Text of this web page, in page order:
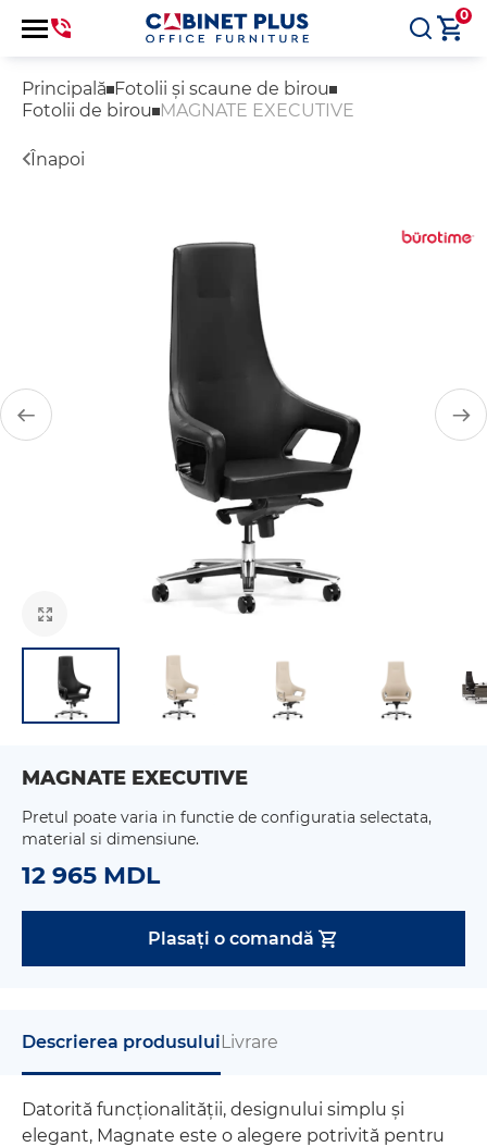
0
Principală Fotolii și scaune de birou
Fotolii de birou MAGNATE EXECUTIVE
Înapoi
MAGNATE EXECUTIVE
Pretul poate varia in functie de configuratia selectata,
material si dimensiune.
12 965 MDL
Plasați o comandă
Descrierea produsuluiLivrare
Datorită funcționalității, designului simplu și
elegant, Magnate este o alegere potrivită pentru